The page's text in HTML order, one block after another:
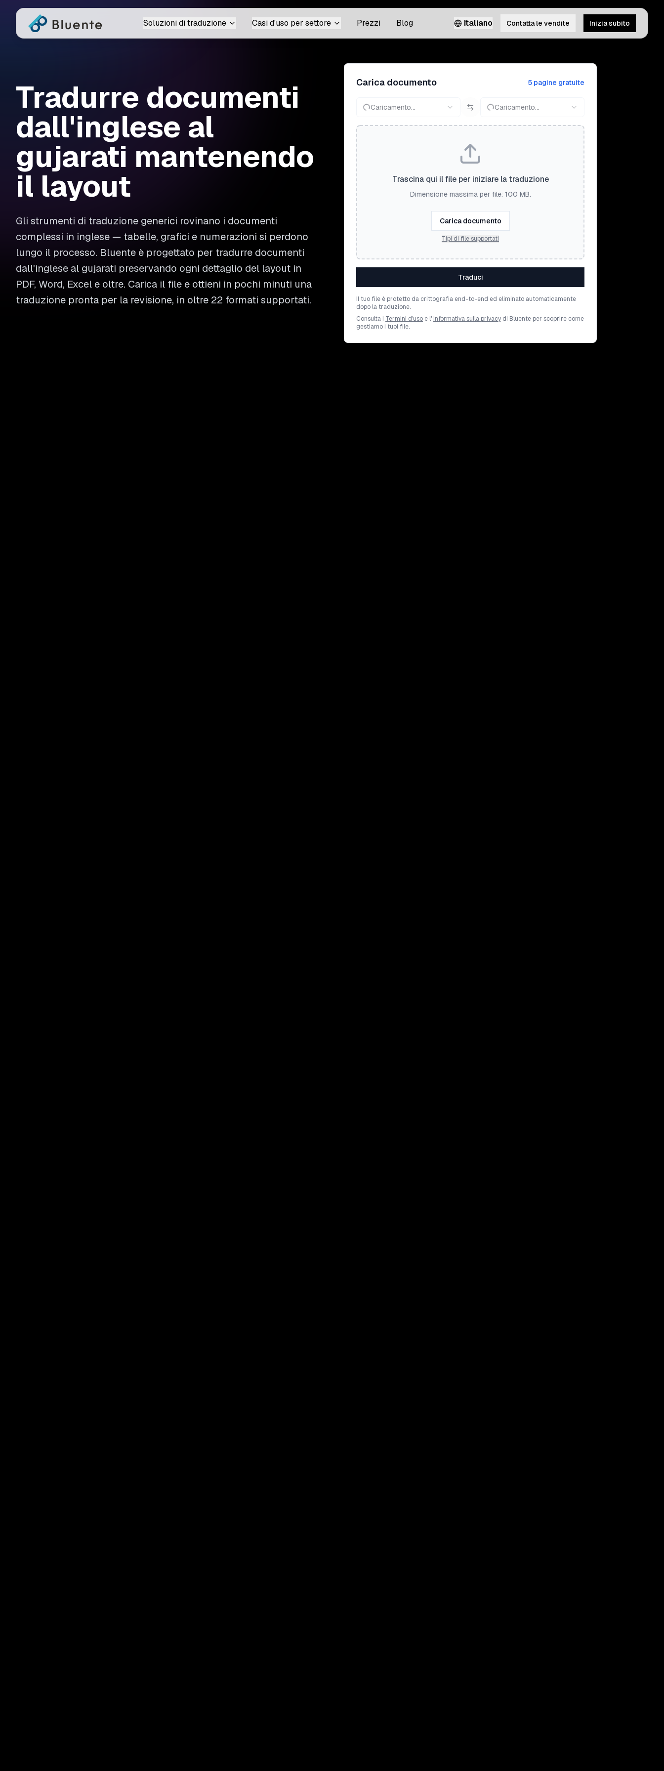
Soluzioni di traduzione Casi d'uso per settore Prezzi Blog Italiano Contatta le vendite Inizia subito
Tradurre documenti
dall'inglese al
gujarati mantenendo
il layout
Gli strumenti di traduzione generici rovinano i documenti
complessi in inglese — tabelle, grafici e numerazioni si perdono
lungo il processo. Bluente è progettato per tradurre documenti
dall'inglese al gujarati preservando ogni dettaglio del layout in
PDF, Word, Excel e oltre. Carica il file e ottieni in pochi minuti una
traduzione pronta per la revisione, in oltre 22 formati supportati.
Carica documento 5 pagine gratuite
Caricamento... Caricamento...
Trascina qui il file per iniziare la traduzione
Dimensione massima per file: 100 MB.
Carica documento
Tipi di file supportati
Traduci
Il tuo file è protetto da crittografia end-to-end ed eliminato automaticamente
dopo la traduzione.
Consulta i Termini d'uso e l' Informativa sulla privacy di Bluente per scoprire come
gestiamo i tuoi file.